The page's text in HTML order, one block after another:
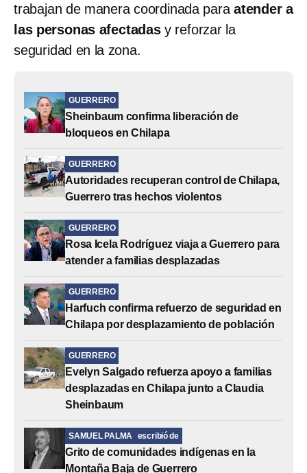
trabajan de manera coordinada para atender a
las personas afectadasy reforzar la
seguridad en la zona.
GUERRERO
Sheinbaum confirma liberación de
bloqueos en Chilapa
GUERRERO
Autoridades recuperan control de Chilapa,
Guerrero tras hechos violentos
GUERRERO
Rosa Icela Rodríguez viaja a Guerrero para
atender a familias desplazadas
GUERRERO
Harfuch confirma refuerzo de seguridad en
Chilapa por desplazamiento de población
GUERRERO
Evelyn Salgado refuerza apoyo a familias
desplazadas en Chilapa junto a Claudia
Sheinbaum
SAMUEL PALMA escribió de
Grito de comunidades indígenas en la
Montaña Baja de Guerrero